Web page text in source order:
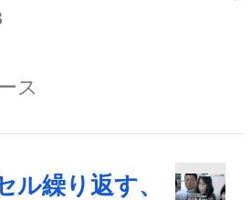
ス
ル繰り返す、